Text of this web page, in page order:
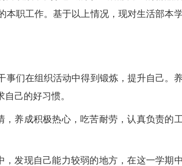
本职工作。基于以上情况，现对生活部本
事们在组织活动中得到锻炼，提升自己。养
己的好习惯。
养成积极热心，吃苦耐劳，认真负责的
发现自己能力较弱的地方，在这一学期中